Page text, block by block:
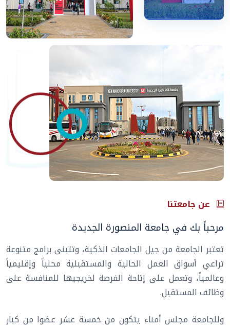
عن جامعتنا
مرحباً بك في جامعة المنصورة الجديدة
تعتبر الجامعة من جيل الجامعات الذكية، وتتبنى برامج متنوعة
تراعي أسواق العمل الحالية والمستقبلية محلياً وإقليمياً
وعالمياً، وتعمل على إتاحة الفرصة لخريجيها للمنافسة على
وظائف المستقبل.
وللجامعة مجلس أمناء يتكون من خمسة عشر عضوا من كبار